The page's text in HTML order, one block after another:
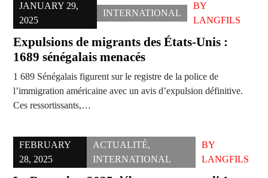
JANUARY 29,
2025
INTERNATIONAL
BY
LANGFILS
Expulsions de migrants des États-Unis :
1689 sénégalais menacés
1 689 Sénégalais figurent sur le registre de la police de
l’immigration américaine avec un avis d’expulsion définitive.
Ces ressortissants,…
FEBRUARY
28, 2025
ACTUALITÉ,
INTERNATIONAL
BY
LANGFILS